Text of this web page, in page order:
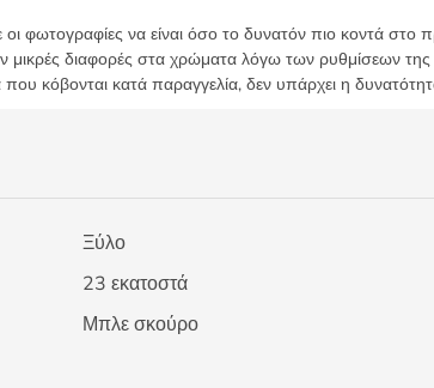
οι φωτογραφίες να είναι όσο το δυνατόν πιο κοντά στο
μικρές διαφορές στα χρώματα λόγω των ρυθμίσεων
κόβονται κατά παραγγελία, δεν υπάρχει η
Ξύλο
23 εκατοστά
Μπλε σκούρο